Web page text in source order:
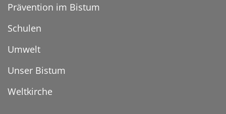
Prävention im Bistum
Schulen
Umwelt
Unser Bistum
Weltkirche